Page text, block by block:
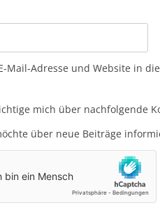
Mail-Adresse und Website in
mich über nachfolgende
über neue Beiträge